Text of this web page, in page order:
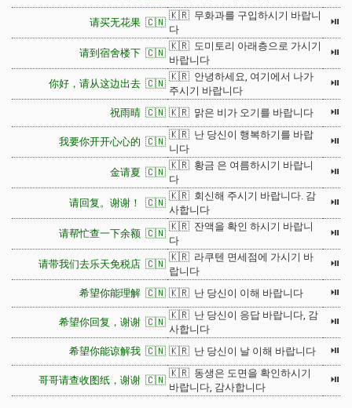
请买无花果 🇨🇳
🇰🇷 무화과를 구입하시기 바랍니
다
⏯
请到宿舍楼下 🇨🇳
🇰🇷 도미토리 아래층으로 가시기
바랍니다
⏯
你好，请从这边出去 🇨🇳
🇰🇷 안녕하세요, 여기에서 나가
주시기 바랍니다
⏯
祝雨晴 🇨🇳 🇰🇷 맑은 비가 오기를 바랍니다 ⏯
我要你开开心心的 🇨🇳
🇰🇷 난 당신이 행복하기를 바랍
니다
⏯
金请夏 🇨🇳
🇰🇷 황금 은 여름하시기 바랍니
다
⏯
请回复。谢谢！ 🇨🇳
🇰🇷 회신해 주시기 바랍니다. 감
사합니다
⏯
请帮忙查一下余额 🇨🇳
🇰🇷 잔액을 확인 하시기 바랍니
다
⏯
请带我们去乐天免税店 🇨🇳
🇰🇷 라쿠텐 면세점에 가시기 바
랍니다
⏯
希望你能理解 🇨🇳 🇰🇷 난 당신이 이해 바랍니다 ⏯
希望你回复，谢谢 🇨🇳
🇰🇷 난 당신이 응답 바랍니다, 감
사합니다
⏯
希望你能谅解我 🇨🇳 🇰🇷 난 당신이 날 이해 바랍니다 ⏯
哥哥请查收图纸，谢谢 🇨🇳
🇰🇷 동생은 도면을 확인하시기
바랍니다, 감사합니다
⏯